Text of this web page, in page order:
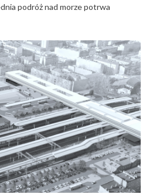
podróż nad morze potrwa